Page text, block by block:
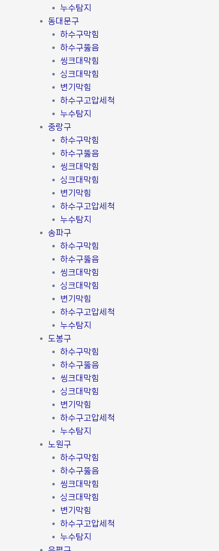
누수탐지
동대문구
하수구막힘
하수구뚫음
씽크대막힘
싱크대막힘
변기막힘
하수구고압세척
누수탐지
중랑구
하수구막힘
하수구뚫음
씽크대막힘
싱크대막힘
변기막힘
하수구고압세척
누수탐지
송파구
하수구막힘
하수구뚫음
씽크대막힘
싱크대막힘
변기막힘
하수구고압세척
누수탐지
도봉구
하수구막힘
하수구뚫음
씽크대막힘
싱크대막힘
변기막힘
하수구고압세척
누수탐지
노원구
하수구막힘
하수구뚫음
씽크대막힘
싱크대막힘
변기막힘
하수구고압세척
누수탐지